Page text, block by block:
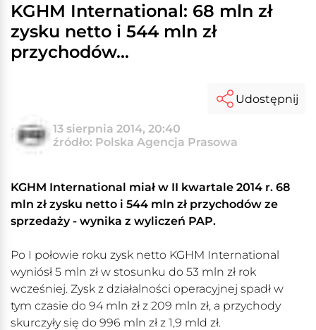
KGHM International: 68 mln zł
zysku netto i 544 mln zł
przychodów...
13 sierpnia 2014, 20:40
źródło: Polska Agencja Prasowa
Udostępnij
KGHM International miał w II kwartale 2014 r. 68
mln zł zysku netto i 544 mln zł przychodów ze
sprzedaży - wynika z wyliczeń PAP.
Po I połowie roku zysk netto KGHM International
wyniósł 5 mln zł w stosunku do 53 mln zł rok
wcześniej. Zysk z działalności operacyjnej spadł w
tym czasie do 94 mln zł z 209 mln zł, a przychody
skurczyły się do 996 mln zł z 1,9 mld zł.